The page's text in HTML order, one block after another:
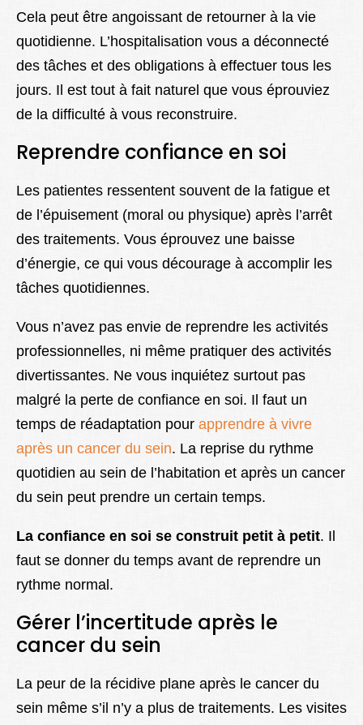
Cela peut être angoissant de retourner à la vie
quotidienne. L’hospitalisation vous a déconnecté
des tâches et des obligations à effectuer tous les
jours. Il est tout à fait naturel que vous éprouviez
de la difficulté à vous reconstruire.
Reprendre confiance en soi
Les patientes ressentent souvent de la fatigue et
de l’épuisement (moral ou physique) après l’arrêt
des traitements. Vous éprouvez une baisse
d’énergie, ce qui vous décourage à accomplir les
tâches quotidiennes.
Vous n’avez pas envie de reprendre les activités
professionnelles, ni même pratiquer des activités
divertissantes. Ne vous inquiétez surtout pas
malgré la perte de confiance en soi. Il faut un
temps de réadaptation pour apprendre à vivre
après un cancer du sein. La reprise du rythme
quotidien au sein de l’habitation et après un cancer
du sein peut prendre un certain temps.
La confiance en soi se construit petit à petit. Il
faut se donner du temps avant de reprendre un
rythme normal.
Gérer l’incertitude après le
cancer du sein
La peur de la récidive plane après le cancer du
sein même s’il n’y a plus de traitements. Les visites